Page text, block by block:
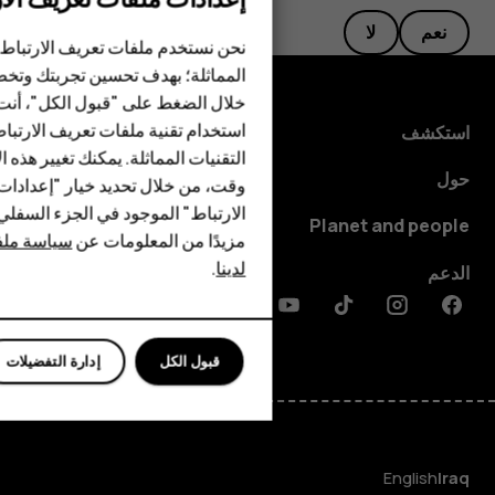
الهواتف الذكية
الهواتف المميزة
HMD Terra M
HMD DUB
HMD Watch
للأعمال
نعم لا
استكشف
حول
Planet and people
الدعم
Facebook
Instagram
Tiktok
Youtube
Linkedin
Discord
Iraq
English
نحن نستخدم ملفات تعريف
المماثلة؛ بهدف تحسين تجربتك
خلال الضغط على "قبول الكل"،
استخدام تقنية ملفات تعريف
التقنيات المماثلة. يمكنك تغيير
وقت، من خلال تحديد خيار
الارتباط" الموجود في الجزء
مزيدًا من المعلومات عنسياسة
لدينا.
إدارة التفضيلات قبول الكل